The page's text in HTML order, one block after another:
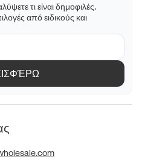
τι είναι δημοφιλές.
από ειδικούς και